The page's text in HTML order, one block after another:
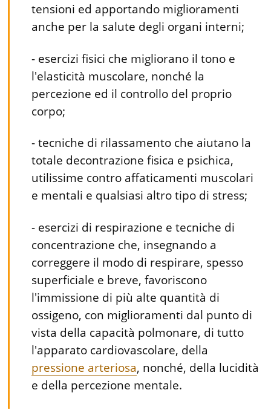
tensioni ed apportando miglioramenti
anche per la salute degli organi interni;
- esercizi fisici che migliorano il tono e
l'elasticità muscolare, nonché la
percezione ed il controllo del proprio
corpo;
- tecniche di rilassamento che aiutano la
totale decontrazione fisica e psichica,
utilissime contro affaticamenti muscolari
e mentali e qualsiasi altro tipo di stress;
- esercizi di respirazione e tecniche di
concentrazione che, insegnando a
correggere il modo di respirare, spesso
superficiale e breve, favoriscono
l'immissione di più alte quantità di
ossigeno, con miglioramenti dal punto di
vista della capacità polmonare, di tutto
l'apparato cardiovascolare, della
pressione arteriosa, nonché, della lucidità
e della percezione mentale.